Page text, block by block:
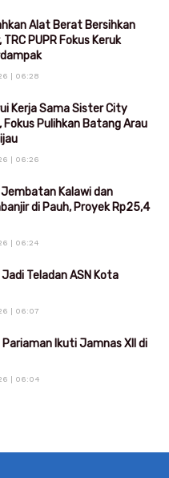
Alat Berat Bersihkan
PUPR Fokus Keruk
| 06:28
Kerja Sama Sister City
Pulihkan Batang Arau
| 06:26
Kalawi dan
di Pauh, Proyek Rp25,4
| 06:24
Jadi Teladan ASN Kota
| 06:07
Ikuti Jamnas XII di
| 06:04